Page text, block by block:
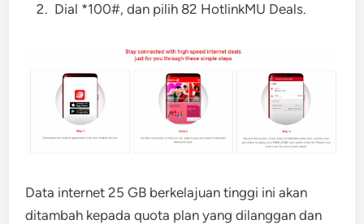
Dial *100#, dan pilih 82 HotlinkMU Deals.
Data internet 25 GB berkelajuan tinggi ini akan
ditambah kepada quota plan yang dilanggan dan